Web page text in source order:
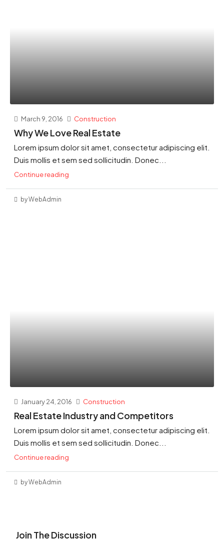
March 9, 2016 Construction
Why We Love Real Estate
Lorem ipsum dolor sit amet, consectetur adipiscing elit.
Duis mollis et sem sed sollicitudin. Donec...
Continue reading
by WebAdmin
January 24, 2016 Construction
Real Estate Industry and Competitors
Lorem ipsum dolor sit amet, consectetur adipiscing elit.
Duis mollis et sem sed sollicitudin. Donec...
Continue reading
by WebAdmin
Join The Discussion